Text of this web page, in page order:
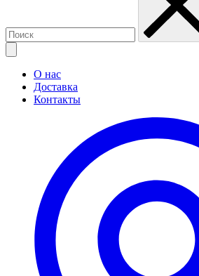
О нас
Доставка
Контакты